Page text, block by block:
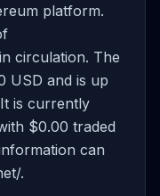
platform.
circulation. The
USD and is up
is currently
$0.00 traded
can
.